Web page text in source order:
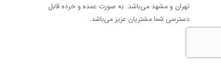
تهران و مشهد می‌باشد. به صورت عمده و خرده قابل
دسترسی شما مشتریان عزیز می‌باشد.